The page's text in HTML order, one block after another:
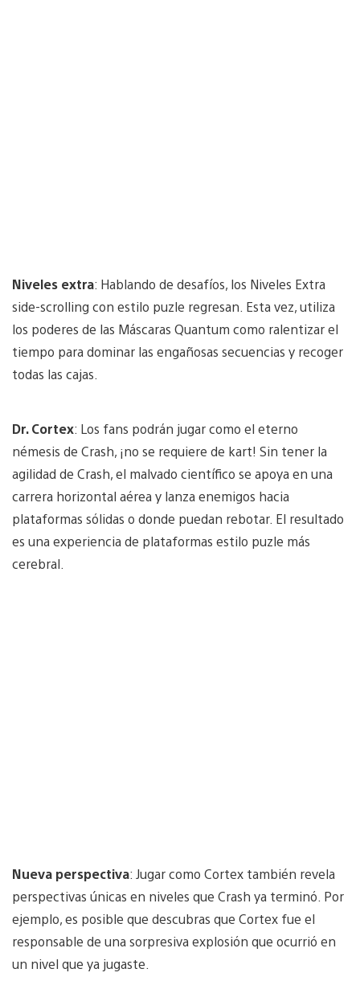
Niveles extra: Hablando de desafíos, los Niveles Extra
side-scrolling con estilo puzle regresan. Esta vez, utiliza
los poderes de las Máscaras Quantum como ralentizar el
tiempo para dominar las engañosas secuencias y recoger
todas las cajas.
Dr. Cortex: Los fans podrán jugar como el eterno
némesis de Crash, ¡no se requiere de kart! Sin tener la
agilidad de Crash, el malvado científico se apoya en una
carrera horizontal aérea y lanza enemigos hacia
plataformas sólidas o donde puedan rebotar. El resultado
es una experiencia de plataformas estilo puzle más
cerebral.
Nueva perspectiva: Jugar como Cortex también revela
perspectivas únicas en niveles que Crash ya terminó. Por
ejemplo, es posible que descubras que Cortex fue el
responsable de una sorpresiva explosión que ocurrió en
un nivel que ya jugaste.